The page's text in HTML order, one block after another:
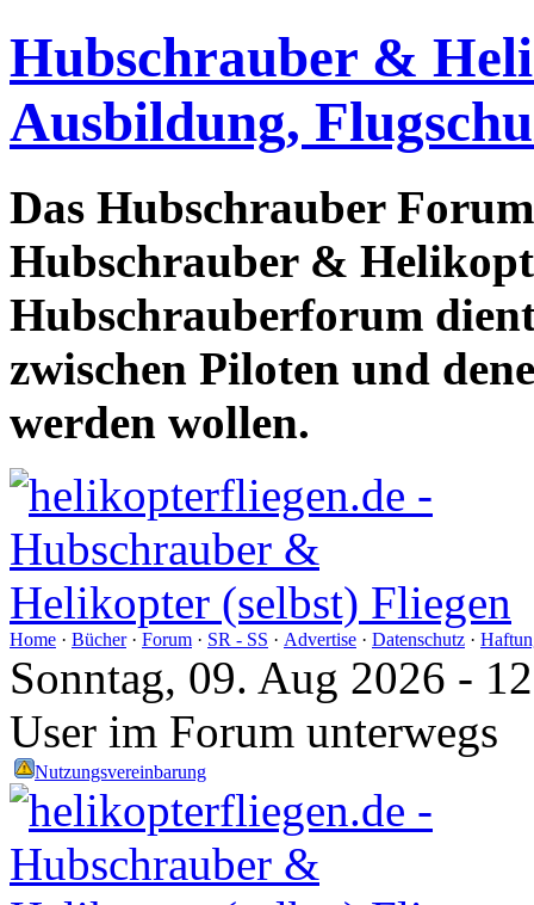
Hubschrauber &
Ausbildung,
Das Hubschrauber
Hubschrauber &
Hubschrauberforum
zwischen Piloten und
werden wollen.
Home · Bücher· Forum · SR - SS · Advertise · Datenschutz ·
Sonntag, 09. Aug 2026 -
User im Forum unterwegs
Nutzungsvereinbarung